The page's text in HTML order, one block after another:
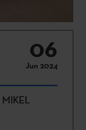
06
Jun 2024
MIKEL